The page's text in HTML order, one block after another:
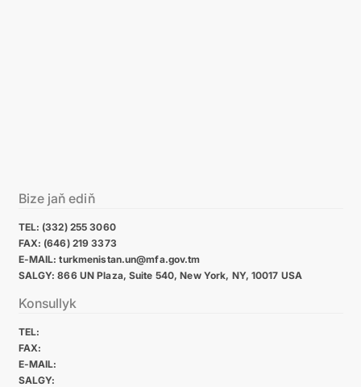
Bize jaň ediň
TEL: (332) 255 3060
FAX: (646) 219 3373
E-MAIL: turkmenistan.un@mfa.gov.tm
SALGY: 866 UN Plaza, Suite 540, New York, NY, 10017 USA
Konsullyk
TEL:
FAX:
E-MAIL:
SALGY: